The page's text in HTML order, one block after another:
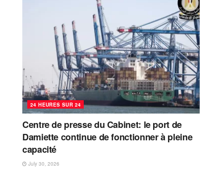
24 HEURES SUR 24
Centre de presse du Cabinet: le port de
Damiette continue de fonctionner à pleine
capacité
July 30, 2026